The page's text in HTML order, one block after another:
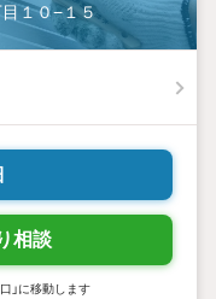
１０−１５
相談
」に移動します